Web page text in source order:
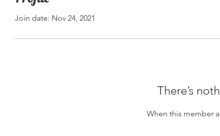
Join date: Nov 24, 2021
There’s
When this member